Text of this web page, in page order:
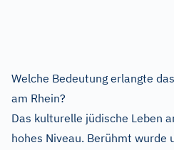
Welche Bedeutung erlangte
am Rhein?
Das kulturelle jüdische Leben
hohes Niveau. Berühmt wurde